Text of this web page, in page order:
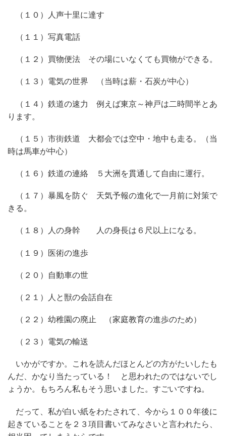
（１０）人声十里に達す
（１１）写真電話
（１２）買物便法 その場にいなくても買物ができる。
（１３）電気の世界 （当時は薪・石炭が中心）
（１４）鉄道の速力 例えば東京～神戸は二時間半とあ
ります。
（１５）市街鉄道 大都会では空中・地中も走る。（当
時は馬車が中心）
（１６）鉄道の連絡 ５大洲を貫通して自由に運行。
（１７）暴風を防ぐ 天気予報の進化で一月前に対策で
きる。
（１８）人の身幹 人の身長は６尺以上になる。
（１９）医術の進歩
（２０）自動車の世
（２１）人と獣の会話自在
（２２）幼稚園の廃止 （家庭教育の進歩のため）
（２３）電気の輸送
いかがですか。これを読んだほとんどの方がたいしたも
んだ、かなり当たっている！ と思われたのではないでし
ょうか。もちろん私もそう思いました。すごいですね。
だって、私が白い紙をわたされて、今から１００年後に
起きていることを２３項目書いてみなさいと言われたら、